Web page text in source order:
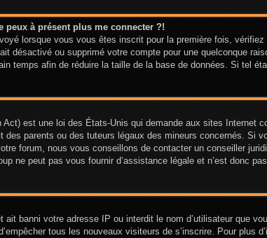
peux à présent plus me connecter ?!
lorsque vous vous êtes inscrit pour la première fois,
désactivé ou supprimé votre compte pour une quelconque
temps afin de réduire la taille de la base de données. Si tel
Act) est une loi des États-Unis qui demande aux sites Internet
parents ou des tuteurs légaux des mineurs concernés. Si
forum, nous vous conseillons de contacter un conseiller
ne peut pas vous fournir d’assistance légale et n’est donc
ait banni votre adresse IP ou interdit le nom d’utilisateur que
tous les nouveaux visiteurs de s’inscrire. Pour plus